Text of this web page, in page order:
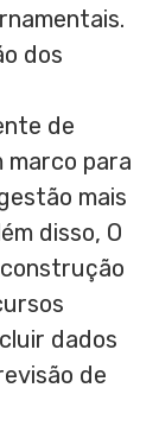
dos
de
marco para
mais
disso, O
dados
de